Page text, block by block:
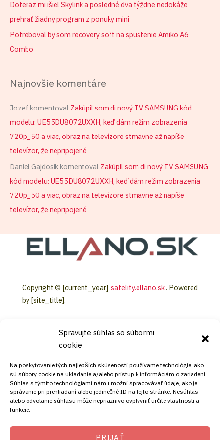
Spravujte súhlas so súbormi
cookie
Na poskytovanie tých najlepších skúseností používame technológie, ako
sú súbory cookie na ukladanie a/alebo prístup k informáciám o zariadení.
Súhlas s týmito technológiami nám umožní spracovávať údaje, ako je
správanie pri prehliadaní alebo jedinečné ID na tejto stránke. Nesúhlas
alebo odvolanie súhlasu môže nepriaznivo ovplyvniť určité vlastnosti a
funkcie.
PRIJAŤ
Doteraz mi išiel Skylink a posledné dva týždne nedokáže
prehrať žiadny program z ponuky mini
Potreboval by som recovery soft na spustenie Amiko A6
Combo
Najnovšie komentáre
Jozef komentoval Zakúpil som di nový TV SAMSUNG kód
modelu: UE55DU8072UXXH, keď dám režim zobrazenia
720p_50 a viac, obraz na televízore stmavne až napíše
televízor, že nepripojené
Daniel Gajdosikkomentoval Zakúpil som di nový TV SAMSUNG
kód modelu: UE55DU8072UXXH, keď dám režim zobrazenia
720p_50 a viac, obraz na televízore stmavne až napíše
televízor, že nepripojené
Copyright © [current_year] satelity.ellano.sk. Powered
by [site_title].
KONTAKT
Mobil:
+421911072878